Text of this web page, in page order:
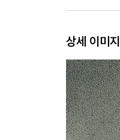
상세 이미지